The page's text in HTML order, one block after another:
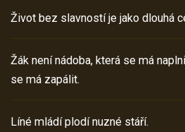
Život bez slavností je jako dlouhá
Žák není nádoba, která se má
se má zapálit.
Líné mládí plodí nuzné stáří.